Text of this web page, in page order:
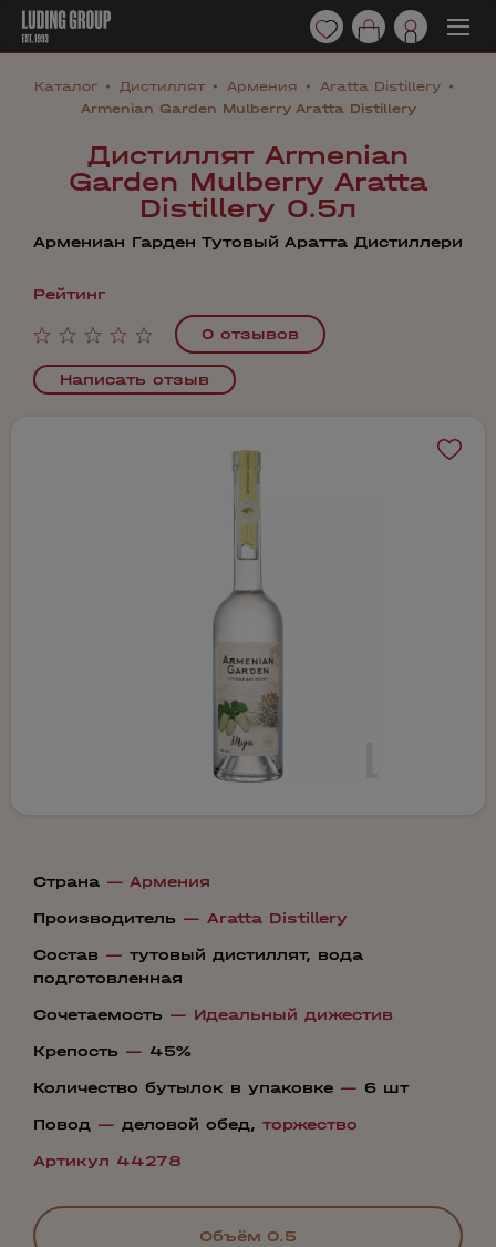
Каталог Дистиллят Армения
Aratta Distillery
Armenian Garden Mulberry Aratta Distillery
Дистиллят Armenian
Garden Mulberry Aratta
Distillery 0.5л
Армениан Гарден Тутовый Аратта Дистиллери
Рейтинг
0 отзывов
Написать отзыв
Страна — Армения
Производитель — Aratta Distillery
Состав — тутовый дистиллят, вода
подготовленная
Сочетаемость — Идеальный дижестив
Крепость — 45%
Количество бутылок в упаковке — 6 шт
Повод — деловой обед, торжество
Артикул 44278
Объём 0.5